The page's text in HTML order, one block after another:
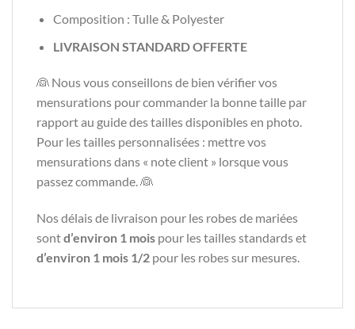
Composition : Tulle & Polyester
LIVRAISON STANDARD OFFERTE
👰 Nous vous conseillons de bien vérifier vos
mensurations pour commander la bonne taille par
rapport au guide des tailles disponibles en photo.
Pour les tailles personnalisées : mettre vos
mensurations dans « note client » lorsque vous
passez commande. 👰
Nos délais de livraison pour les robes de mariées
sontd’environ 1 mois pour les tailles standards et
d’environ 1 mois 1/2 pour les robes sur mesures.